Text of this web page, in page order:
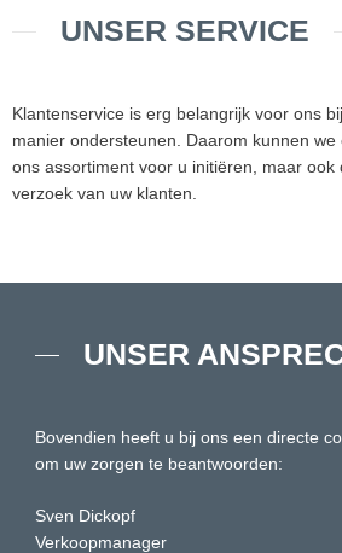
UNSER SERVICE
Klantenservice is erg belangrijk voor ons
manier ondersteunen. Daarom kunnen
ons assortiment voor u initiëren, maar
verzoek van uw klanten.
UNSER
Bovendien heeft u bij ons een directe
om uw zorgen te beantwoorden:
Sven Dickopf
Verkoopmanager